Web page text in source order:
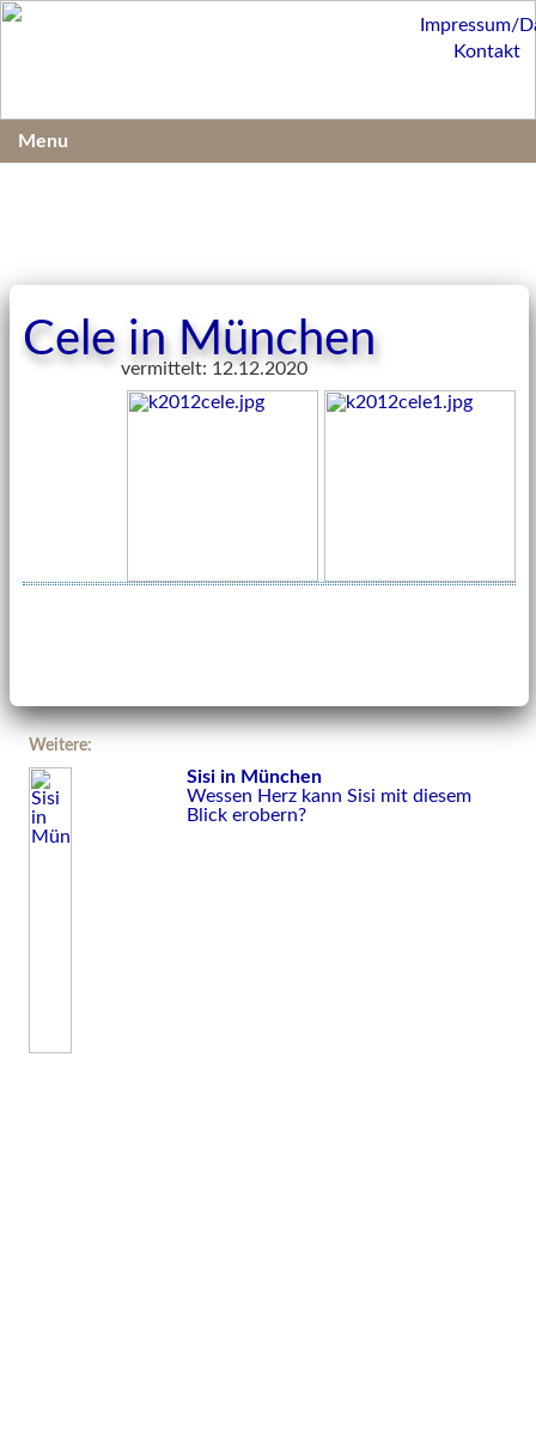
Cele in München
vermittelt: 12.12.2020
Weitere:
Sisi in München
Wessen Herz kann Sisi mit diesem
Blick erobern?
Impressum/
Kontakt
Menu